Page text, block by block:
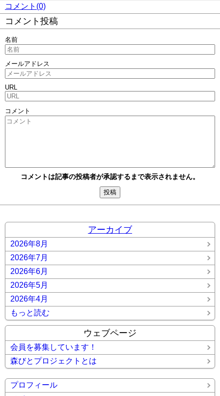
コメント(0)
コメント投稿
名前
メールアドレス
URL
コメント
コメントは記事の投稿者が承認するまで表示されません。
アーカイブ
2026年8月
2026年7月
2026年6月
2026年5月
2026年4月
もっと読む
ウェブページ
会員を募集しています！
森びとプロジェクトとは
プロフィール